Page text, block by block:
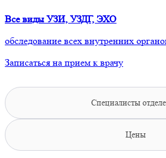
Все виды УЗИ, УЗДГ, ЭХО
обследование всех внутренних
Записаться на прием к врачу
Специалисты
Цены